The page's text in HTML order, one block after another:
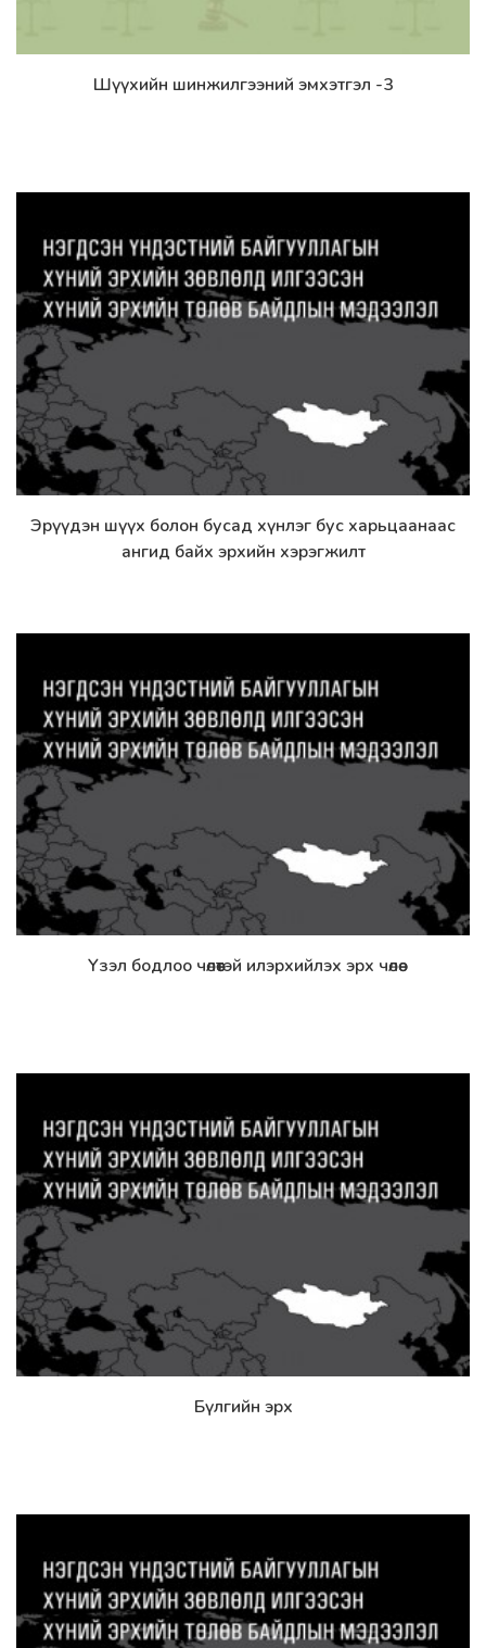
Дэлгэрэнгүй
Шүүхийн шинжилгээний эмхэтгэл -3
Дэлгэрэнгүй
Эрүүдэн шүүх болон бусад хүнлэг бус харьцаанаас
ангид байх эрхийн хэрэгжилт
Дэлгэрэнгүй
Үзэл бодлоо чөлөөтэй илэрхийлэх эрх чөлөө
Бүлгийн эрх